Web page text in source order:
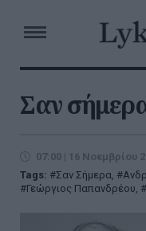
Σαν
07:00 | 16 Νοεμβρίου
Tags:
Σαν Σήμερα,
Γεώργιος Παπανδρέου,